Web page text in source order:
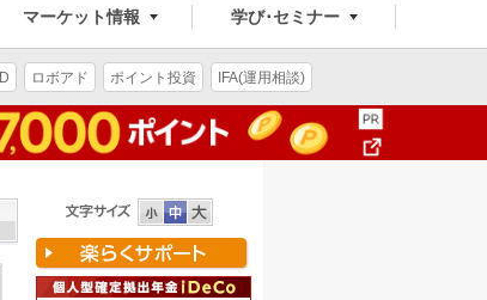
マーケット情報 学び･セミナー
ロボアド ポイント投資 IFA(運用相談)